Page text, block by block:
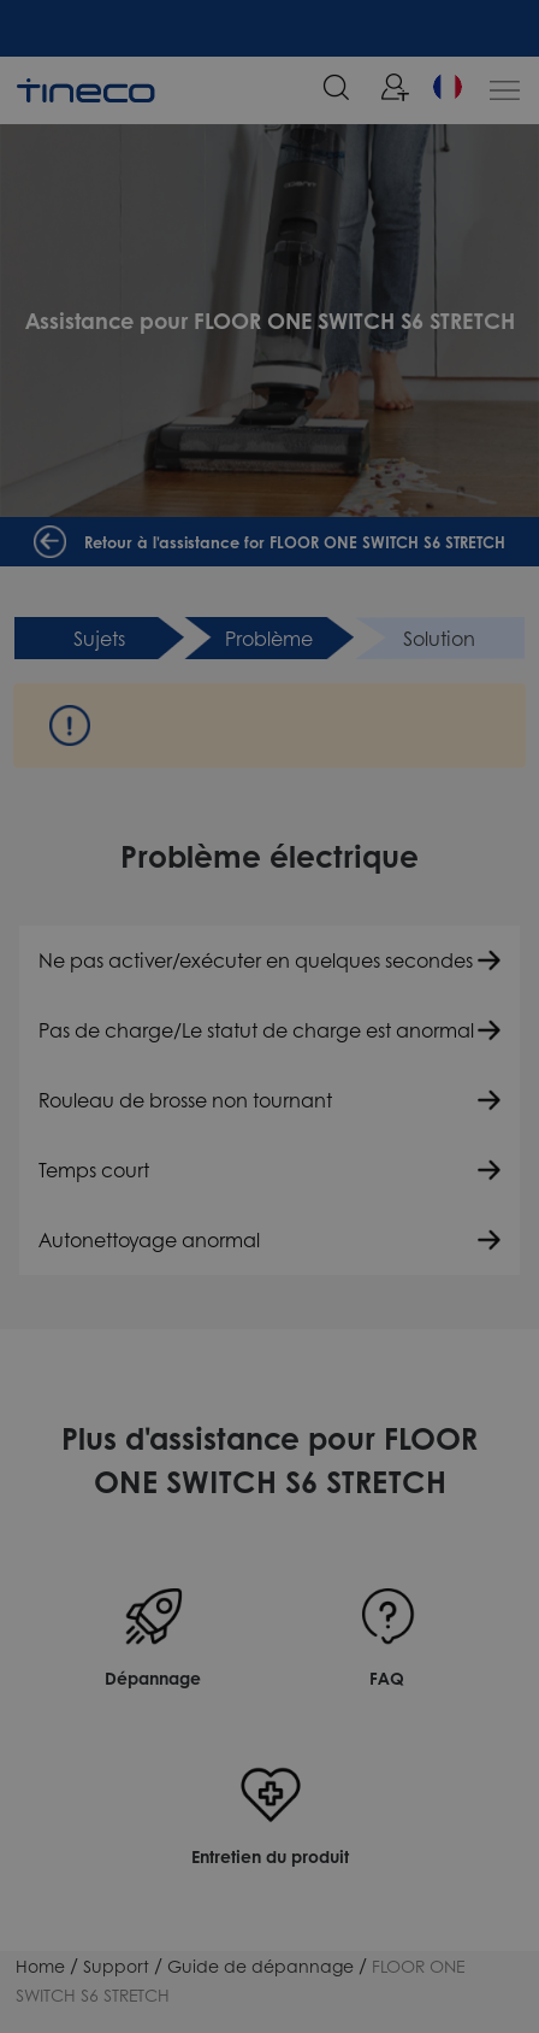
Rejoignez notre liste de diffusion et profitez de 5% de réduction sur votre
commande chez Tineco
Assistance pour FLOOR ONE SWITCH S6 STRETCH
Retour à l'assistance for FLOOR ONE SWITCH S6 STRETCH
Sujets Problème Solution
Problème électrique
Ne pas activer/exécuter en quelques secondes
Pas de charge/Le statut de charge est anormal
Rouleau de brosse non tournant
Temps court
Autonettoyage anormal
Plus d'assistance pour FLOOR
ONE SWITCH S6 STRETCH
Dépannage FAQ
Entretien du produit
Home / Support / Guide de dépannage / FLOOR ONE
SWITCH S6 STRETCH